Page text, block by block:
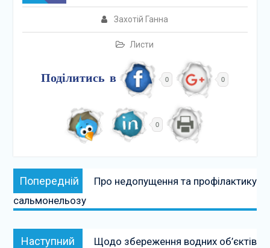
Захотій Ганна
Листи
Поділитись в 0 0
0
Навігація
записів
Попередній Попередній:
Про недопущення та профілактику
сальмонельозу
Наступний Наступний:
Щодо збереження водних об’єктів